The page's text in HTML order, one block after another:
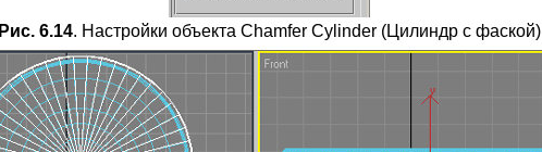
Рис. 6.14. Настройки объекта Chamfer Cylinder (Цилиндр с фаской)